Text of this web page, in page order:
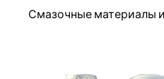
Смазочные материалы